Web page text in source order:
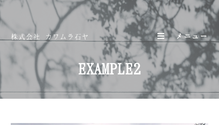
メニュー
EXAMPLE2